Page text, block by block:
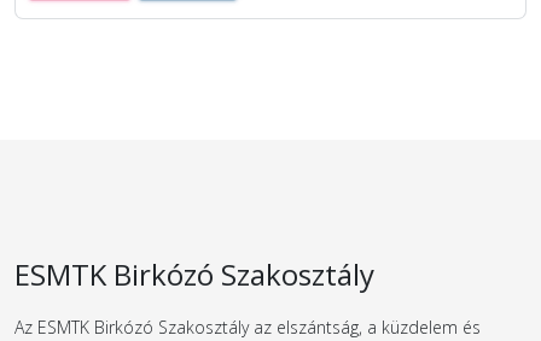
ESMTK Birkózó Szakosztály
Az ESMTK Birkózó Szakosztály az elszántság, a küzdelem és